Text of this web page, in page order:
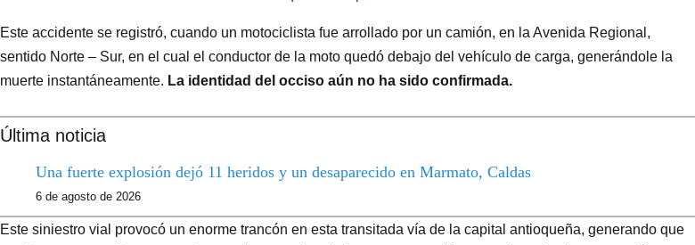
Este accidente se registró, cuando un motociclista fue arrollado por un camión, en la Avenida Regional,
sentido Norte – Sur, en el cual el conductor de la moto quedó debajo del vehículo de carga, generándole la
muerte instantáneamente. La identidad del occiso aún no ha sido confirmada.
Última noticia
Una fuerte explosión dejó 11 heridos y un desaparecido en Marmato, Caldas
6 de agosto de 2026
Este siniestro vial provocó un enorme trancón en esta transitada vía de la capital antioqueña, generando que